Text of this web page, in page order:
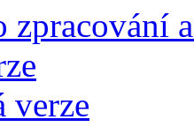
zpracování
verze